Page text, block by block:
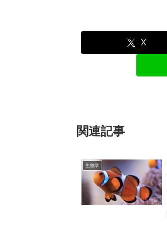
X
関連記事
生物学